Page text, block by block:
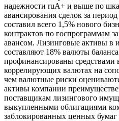
надежности ruА+ и выше по
авансирования сделок за
составил всего 1,5% нового
контрактов по госпрограммам
авансом. Лизинговые активы в
составляют 18% валюты
профинансированы средствами
коррелирующих валютах на
чем валютные риски
активы компании
поставщикам лизингового
выкупленными облигациями
заблокированных ценных бумаг